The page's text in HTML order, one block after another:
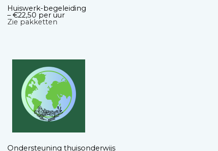
Huiswerk-begeleiding
– €22,50 per uur
Zie pakketten
Ondersteuning thuisonderwijs